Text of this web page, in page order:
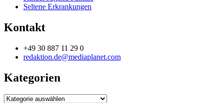
Seltene Erkrankungen
Kontakt
+49 30 887 11 29 0
redaktion.de@mediaplanet.com
Kategorien
Kategorien